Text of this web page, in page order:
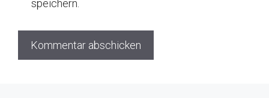
speichern.